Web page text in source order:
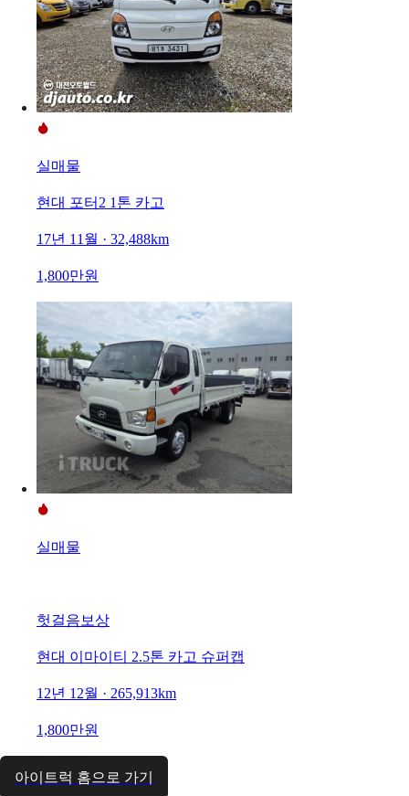
실매물
현대 포터2 1톤 카고
17년 11월 · 32,488km
1,800만원
실매물
헛걸음보상
현대 이마이티 2.5톤 카고 슈퍼캡
12년 12월 · 265,913km
1,800만원
아이트럭 홈으로 가기